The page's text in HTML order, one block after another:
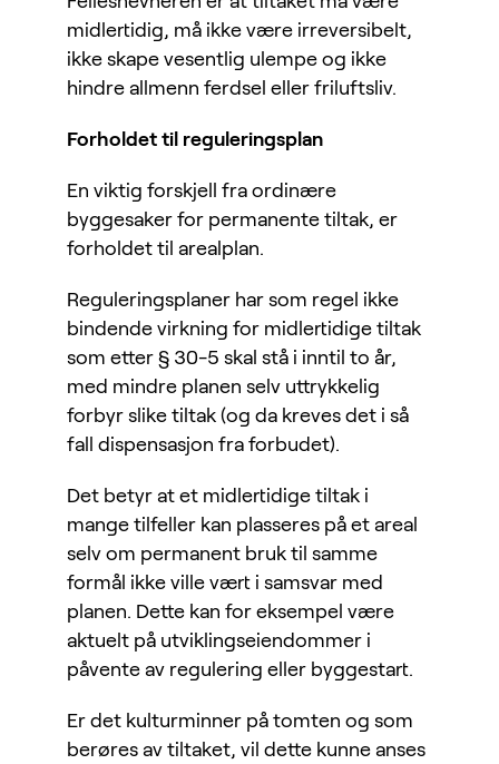
midlertidig, må ikke være irreversibelt,
ikke skape vesentlig ulempe og ikke
hindre allmenn ferdsel eller friluftsliv.
Forholdet til reguleringsplan
En viktig forskjell fra ordinære
byggesaker for permanente tiltak, er
forholdet til arealplan.
Reguleringsplaner har som regel ikke
bindende virkning for midlertidige tiltak
som etter § 30-5 skal stå i inntil to år,
med mindre planen selv uttrykkelig
forbyr slike tiltak (og da kreves det i så
fall dispensasjon fra forbudet).
Det betyr at et midlertidige tiltak i
mange tilfeller kan plasseres på et areal
selv om permanent bruk til samme
formål ikke ville vært i samsvar med
planen. Dette kan for eksempel være
aktuelt på utviklingseiendommer i
påvente av regulering eller byggestart.
Er det kulturminner på tomten og som
berøres av tiltaket, vil dette kunne anses